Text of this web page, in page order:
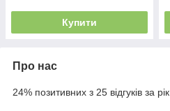
Купити
Про нас
24% позитивних з 25 відгуків за рік